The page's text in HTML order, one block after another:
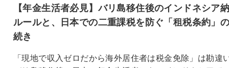
【年金生活者必見】バリ島移住後のインドネシア
ルールと、日本での二重課税を防ぐ「租税条約」
続き
「現地で収入ゼロだから海外居住者は税金免除」は勘違